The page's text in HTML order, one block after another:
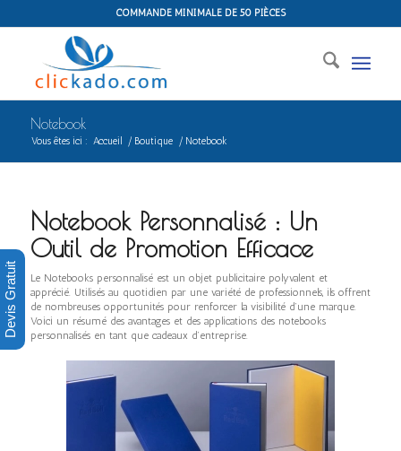
COMMANDE MINIMALE DE 50 PIÈCES
Notebook
Vous êtes ici : Accueil / Boutique / Notebook
Notebook Personnalisé : Un
Outil de Promotion Efficace
Le Notebooks personnalisé est un objet publicitaire polyvalent et
apprécié. Utilisés au quotidien par une variété de professionnels, ils offrent
de nombreuses opportunités pour renforcer la visibilité d’une marque.
Voici un résumé des avantages et des applications des notebooks
personnalisés en tant que cadeaux d’entreprise.
Devis Gratuit